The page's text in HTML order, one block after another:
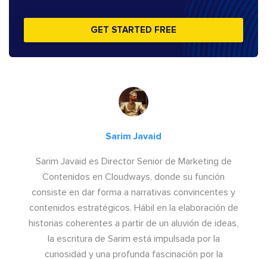
GET STARTED FREE
Sarim Javaid
Sarim Javaid es Director Senior de Marketing de
Contenidos en Cloudways, donde su función
consiste en dar forma a narrativas convincentes y
contenidos estratégicos. Hábil en la elaboración de
historias coherentes a partir de un aluvión de ideas,
la escritura de Sarim está impulsada por la
curiosidad y una profunda fascinación por la